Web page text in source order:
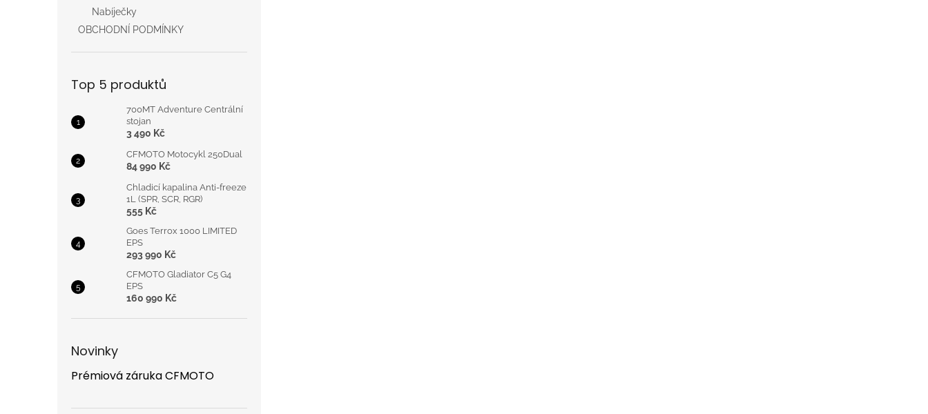
Nabíječky
OBCHODNÍ PODMÍNKY
Top 5 produktů
700MT Adventure Centrální
stojan
3 490 Kč
CFMOTO Motocykl 250Dual
84 990 Kč
Chladicí kapalina Anti-freeze
1L (SPR, SCR, RGR)
555 Kč
Goes Terrox 1000 LIMITED
EPS
293 990 Kč
CFMOTO Gladiator C5 G4
EPS
160 990 Kč
Novinky
Prémiová záruka CFMOTO